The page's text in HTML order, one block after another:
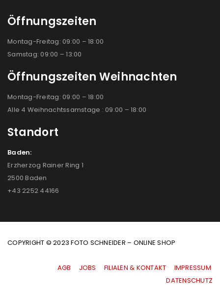
Öffnungszeiten
Montag-Freitag: 09:00 – 18:00
Samstag: 09:00 – 13:00
Öffnungszeiten Weihnachten
Montag-Freitag: 09:00 – 18:00
Alle 4 Weihnachtssamstage : 09:00 – 18:00
Standort
Baden:
Erzherzog Rainer Ring 1
2500 Baden
+43 2252 44166
COPYRIGHT © 2023 FOTO SCHNEIDER – ONLINE SHOP
AGB JOBS FILIALEN & KONTAKT
IMPRESSUM
|DATENSCHUTZ